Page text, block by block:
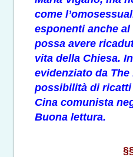
come
esponenti anche
possa avere
vita della Chiesa.
evidenziato da
possibilità di
Cina comunista
Buona lettura.